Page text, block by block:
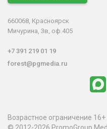
660068, Красноярск
Мичурина, 3в, оф.405
+7 391 219 01 19
forest@pgmedia.ru
Возрастное ограничение 16+